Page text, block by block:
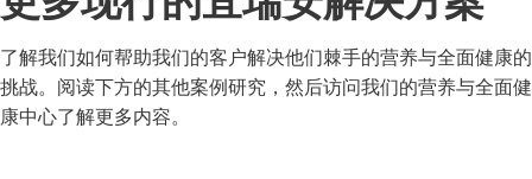
了解我们如何帮助我们的客户解决他们棘手的营养与全面健康的
挑战。阅读下方的其他案例研究，然后访问我们的营养与全面健
康中心了解更多内容。